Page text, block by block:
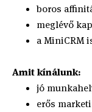
boros
meglévő
a MiniCRM
Amit kínálunk:
jó
erős